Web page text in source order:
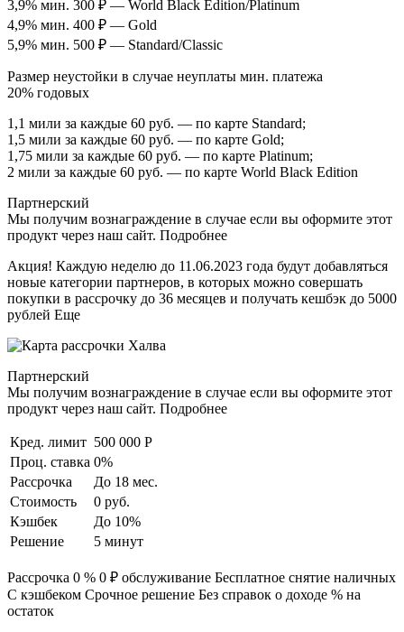
3,9% мин. 300 ₽ — World Black Edition/Platinum
4,9% мин. 400 ₽ — Gold
5,9% мин. 500 ₽ — Standard/Classic
Размер неустойки в случае неуплаты мин. платежа
20% годовых
1,1 мили за каждые 60 руб. — по карте Standard;
1,5 мили за каждые 60 руб. — по карте Gold;
1,75 мили за каждые 60 руб. — по карте Platinum;
2 мили за каждые 60 руб. — по карте World Black Edition
Партнерский
Мы получим вознаграждение в случае если вы оформите этот
продукт через наш сайт. Подробнее
Акция! Каждую неделю до 11.06.2023 года будут добавляться
новые категории партнеров, в которых можно совершать
покупки в рассрочку до 36 месяцев и получать кешбэк до 5000
рублей Еще
Партнерский
Мы получим вознаграждение в случае если вы оформите этот
продукт через наш сайт. Подробнее
Кред. лимит 500 000 Р
Проц. ставка 0%
Рассрочка
До 18 мес.
Стоимость
0 руб.
Кэшбек
До 10%
Решение
5 минут
Рассрочка 0 % 0 ₽ обслуживание Бесплатное снятие наличных
С кэшбеком Срочное решение Без справок о доходе % на
остаток